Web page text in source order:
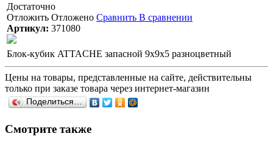
Достаточно
Отложить Отложено Сравнить В сравнении
Артикул: 371080
Блок-кубик ATTACHE запасной 9х9х5 разноцветный
Цены на товары, представленные на сайте, действительны
только при заказе товара через интернет-магазин
Поделиться…
Смотрите также